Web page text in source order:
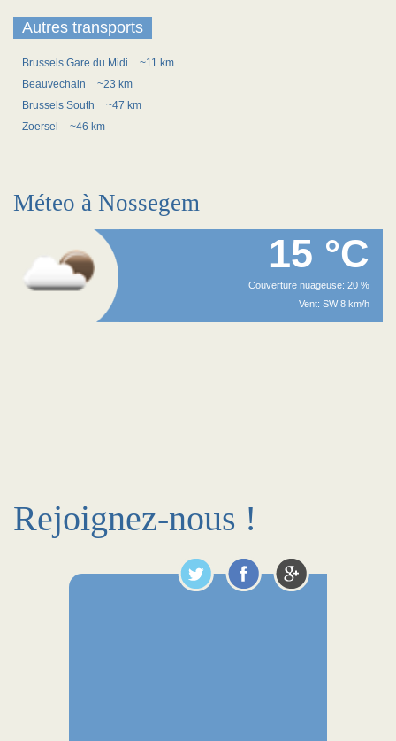
Autres transports
Brussels Gare du Midi
~11 km
Beauvechain
~23 km
Brussels South
~47 km
Zoersel
~46 km
Méteo à Nossegem
15 °C
Couverture nuageuse: 20 %
Vent: SW 8 km/h
Rejoignez-nous !